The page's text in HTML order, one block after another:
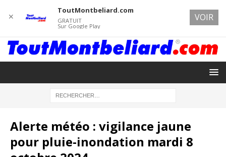
Alerte météo : vigilance jaune
pour pluie-inondation mardi 8
✕
ToutMontbeliard.com
GRATUIT
Sur Google Play
VOIR